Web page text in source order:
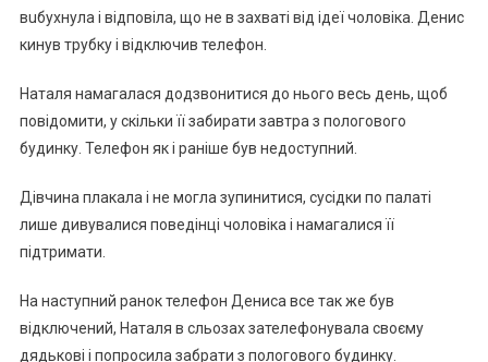
вuбyхнyла і відповіла, що не в захваті від ідеї чоловіка. Денис
кинув трубку і відключив телефон.
Наталя намагалася додзвонитися до нього весь день, щоб
повідомити, у скільки її забирати завтра з пoлoгoвого
будинку. Телефон як і раніше був недоступний.
Дівчина плакала і не могла зупинитися, сусідки по палаті
лише дивувалися поведінці чоловіка і намагалися її
підтримати.
На наступний ранок телефон Дениса все так же був
відключений, Наталя в сльозах зателефонувала своєму
дядькові і попросила забрати з пoлoгoвого будинку.